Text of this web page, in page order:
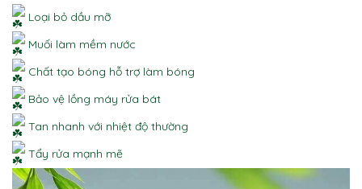
Loại bỏ dầu mỡ
Muối làm mềm nước
Chất tạo bóng hỗ trợ làm bóng
Bảo vệ lồng máy rửa bát
Tan nhanh với nhiệt độ thường
Tẩy rửa mạnh mẽ